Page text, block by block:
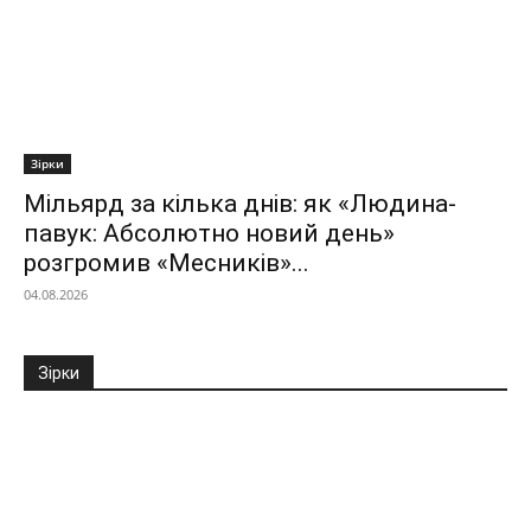
Зірки
Мільярд за кілька днів: як «Людина-
павук: Абсолютно новий день»
розгромив «Месників»...
04.08.2026
Зірки